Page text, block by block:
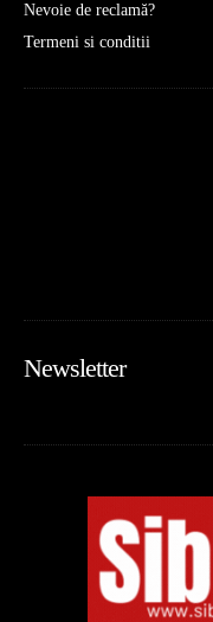
Nevoie de reclamă?
Termeni si conditii
Newsletter